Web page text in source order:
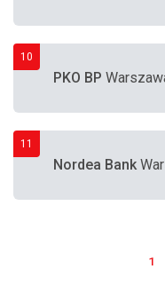
10
PKO BP
11
Nordea Bank
1